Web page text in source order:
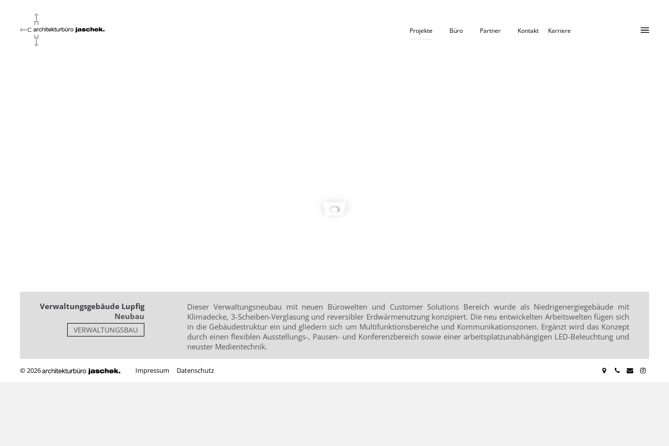
Projekte Büro Partner Kontakt Karriere
Verwaltungsgebäude Lupfig
Neubau
VERWALTUNGSBAU
Dieser Verwaltungsneubau mit neuen Bürowelten und Customer Solutions Bereich wurde als Niedrigenergiegebäude mit
Klimadecke, 3-Scheiben-Verglasung und reversibler Erdwärmenutzung konzipiert. Die neu entwickelten Arbeitswelten fügen sich
in die Gebäudestruktur ein und gliedern sich um Multifunktionsbereiche und Kommunikationszonen. Ergänzt wird das Konzept
durch einen flexiblen Ausstellungs-, Pausen- und Konferenzbereich sowie einer arbeitsplatzunabhängigen LED-Beleuchtung und
neuster Medientechnik.
© 2026 Impressum Datenschutz +49 [0]711 91
Am Mittelkai 22,